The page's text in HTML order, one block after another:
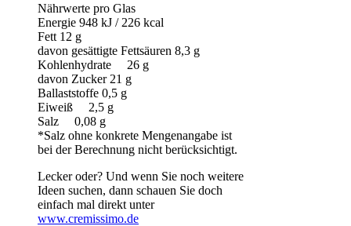
Nährwerte pro Glas
Energie 948 kJ / 226 kcal
Fett 12 g
davon gesättigte Fettsäuren 8,3 g
Kohlenhydrate 26 g
davon Zucker 21 g
Ballaststoffe 0,5 g
Eiweiß 2,5 g
Salz 0,08 g
*Salz ohne konkrete Mengenangabe ist
bei der Berechnung nicht berücksichtigt.
Lecker oder? Und wenn Sie noch weitere
Ideen suchen, dann schauen Sie doch
einfach mal direkt unter
www.cremissimo.de